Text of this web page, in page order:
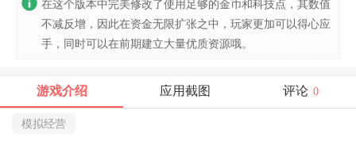
在这个版本中完美修改了使用足够的金币和科技点，其数值
不减反增，因此在资金无限扩张之中，玩家更加可以得心应
手，同时可以在前期建立大量优质资源哦。
游戏介绍 应用截图 评论 0
模拟经营